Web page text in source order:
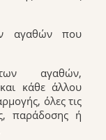
αγαθών που
αγαθών,
κάθε άλλου
όλες τις
παράδοσης ή